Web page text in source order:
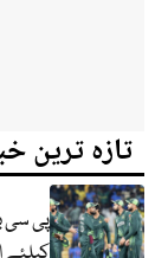
تازہ ترین
پی سی